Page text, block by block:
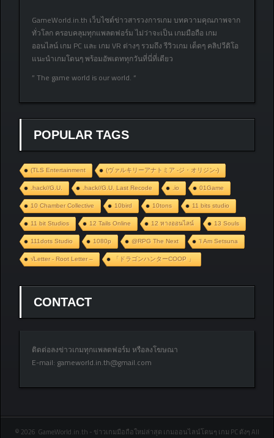
GameWorld.in.th เว็บไซต์ข่าวสารวงการเกม บทความคุณภาพจาก
ทั่วโลก ครอบคลุมทุกแพลตฟอร์ม ไม่ว่าจะเป็น เกมมือถือ เกม
ออนไลน์ เกม PC และ เกม VR ต่างๆ รวมถึง รีวิวเกม เด็ดๆ คลิปวีดิโอ
แนะนำเกมโดนๆ พร้อมอัพเดททุกวันที่นี่ที่เดียว
” The game world is our world. “
POPULAR TAGS
(TLS Entertainment (ヴァルキリーアナトミア ‐ジ・オリジン‐)
.hack//G.U. .hack//G.U. Last Recode .io 01Game
10 Chamber Collective 10bird 10tons 11 bits studio
11 bit Studios 12 Tails Online 12 หางออนไลน์ 13 Souls
111dots Studio 1080p @RPG The Next ‘I Am Setsuna
√Letter - Root Letter – 「ドラゴンハンターCOOP 」
CONTACT
ติดต่อลงข่าวเกมทุกแพลตฟอร์ม หรือลงโฆษณา
E-mail: gameworld.in.th@gmail.com
© 2026 GameWorld.in.th - ข่าวเกมมือถือใหม่ล่าสุด เกมออนไลน์โดนๆ เกม PC ดังๆ All